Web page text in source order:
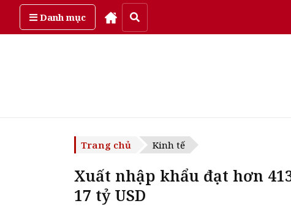
Danh mụcThứ sáu, ngày 7/08/2026
Trang chủ Kinh tế
Xuất nhập khẩu đạt hơn
17 tỷ USD